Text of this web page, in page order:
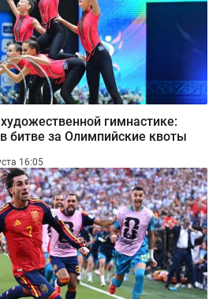
гимнастике:
битве за Олимпийские квоты
16:05